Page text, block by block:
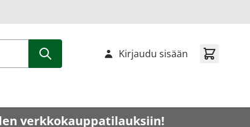
Kirjaudu sisään
verkkokauppatilauksiin!